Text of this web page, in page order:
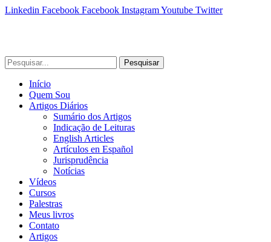
Linkedin Facebook Facebook InstagramYoutube Twitter
Pesquisar
Início
Quem Sou
Artigos Diários
Sumário dos Artigos
Indicação de Leituras
English Articles
Artículos en Español
Jurisprudência
Notícias
Vídeos
Cursos
Palestras
Meus livros
Contato
Artigos